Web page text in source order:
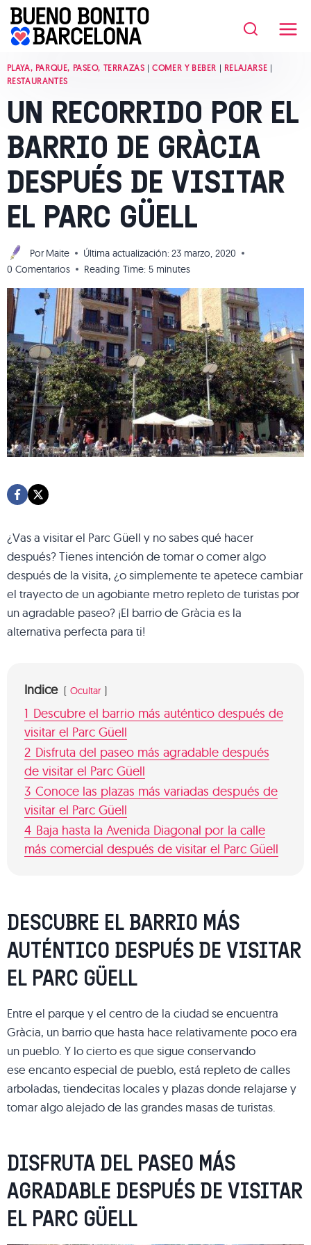
Saltar
contenido
PLAYA, PARQUE, PASEO, TERRAZAS |COMER Y BEBER | RELAJARSE |
RESTAURANTES
UN RECORRIDO POR EL
BARRIO DE GRÀCIA
DESPUÉS DE VISITAR
EL PARC GÜELL
Por Maite Última actualización: 23 marzo, 2020
0 Comentarios
Reading Time: 5 minutes
¿Vas a visitar el Parc Güell y no sabes qué hacer
después? Tienes intención de tomar o comer algo
después de la visita, ¿o simplemente te apetece cambiar
el trayecto de un agobiante metro repleto de turistas por
un agradable paseo? ¡El barrio de Gràcia es la
alternativa perfecta para ti!
Indice Ocultar
1 Descubre el barrio más auténtico después de
visitar el Parc Güell
2 Disfruta del paseo más agradable después
de visitar el Parc Güell
3 Conoce las plazas más variadas después de
visitar el Parc Güell
4 Baja hasta la Avenida Diagonal por la calle
más comercial después de visitar el Parc Güell
DESCUBRE EL BARRIO MÁS
AUTÉNTICO DESPUÉS DE VISITAR
EL PARC GÜELL
Entre el parque y el centro de la ciudad se encuentra
Gràcia, un barrio que hasta hace relativamente poco era
un pueblo. Y lo cierto es que sigue conservando
ese encanto especial de pueblo, está repleto de calles
arboladas, tiendecitas locales y plazas donde relajarse y
tomar algo alejado de las grandes masas de turistas.
DISFRUTA DEL PASEO MÁS
AGRADABLE DESPUÉS DE VISITAR
EL PARC GÜELL